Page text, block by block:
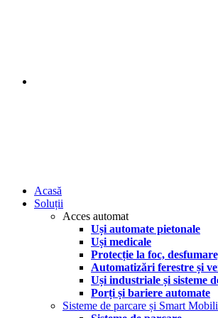
Acasă
Soluții
Acces automat
Uși automate pietonale
Uși medicale
Protecție la foc,
Automatizări ferestre și
Uși industriale și sisteme
Porți și bariere automate
Sisteme de parcare și Smart